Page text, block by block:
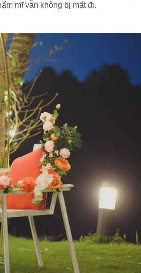
mĩ vẫn không bị mất đi.